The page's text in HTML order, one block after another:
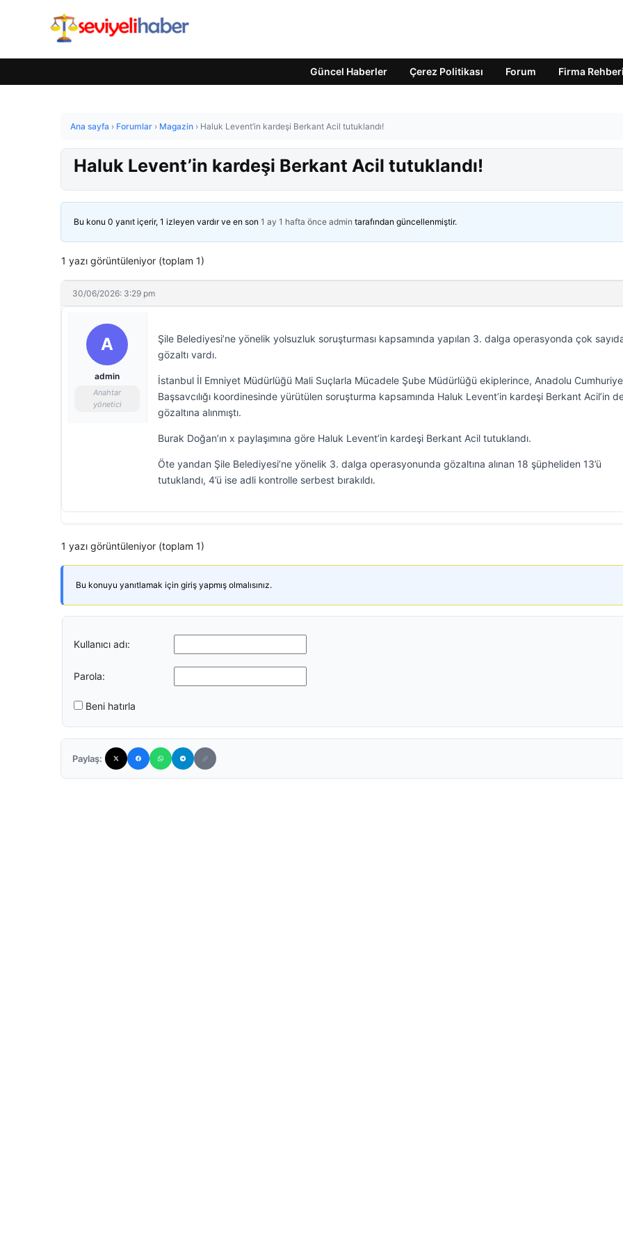
Güncel Haberler Çerez Politikası Forum Firma Rehberi
Ana sayfa › Forumlar › Magazin › Haluk Levent’in kardeşi Berkant Acil tutuklandı!
Haluk Levent’in kardeşi Berkant Acil tutuklandı!
Bu konu 0 yanıt içerir, 1 izleyen vardır ve en son 1 ay 1 hafta önce admin tarafından güncellenmiştir.
1 yazı görüntüleniyor (toplam 1)
30/06/2026: 3:29 pm
A
admin
Anahtar
yönetici
Şile Belediyesi’ne yönelik yolsuzluk soruşturması kapsamında yapılan 3. dalga operasyonda çok
gözaltı vardı.
İstanbul İl Emniyet Müdürlüğü Mali Suçlarla Mücadele Şube Müdürlüğü ekiplerince, Anadolu
Başsavcılığı koordinesinde yürütülen soruşturma kapsamında Haluk Levent’in kardeşi Berkant Acil’in
gözaltına alınmıştı.
Burak Doğan’ın x paylaşımına göre Haluk Levent’in kardeşi Berkant Acil tutuklandı.
Öte yandan Şile Belediyesi’ne yönelik 3. dalga operasyonunda gözaltına alınan 18 şüpheliden 13’ü
tutuklandı, 4’ü ise adli kontrolle serbest bırakıldı.
1 yazı görüntüleniyor (toplam 1)
Bu konuyu yanıtlamak için giriş yapmış olmalısınız.
Kullanıcı adı:
Parola:
Beni hatırla
Paylaş: